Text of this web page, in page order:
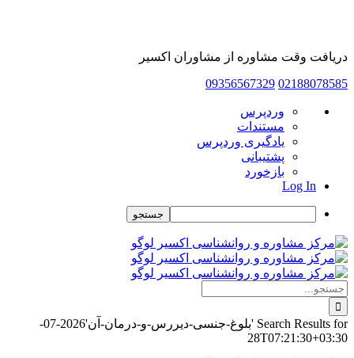
دریافت وقت مشاوره از مشاوران اکسیر
02188078585
09356567329
درباره
وردپرس
وردپرس
مستندات
یادگیری وردپرس
پشتیبانی
بازخورد
Log In
جستجو
Skip
to
content
جستجو
برای:
Search Results for 'بلوغ-جنسی-دیررس-و-درمان-آن'
2026-07-
28T07:21:30+03:30